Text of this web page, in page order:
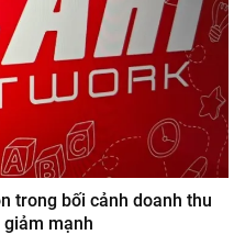
trong bối cảnh doanh thu
mạnh